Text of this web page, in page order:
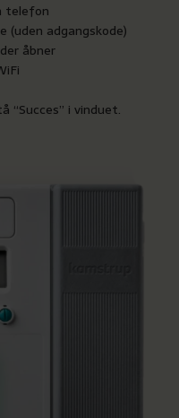
telefon
(uden adgangskode)
åbner
“Succes” i vinduet.